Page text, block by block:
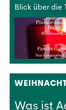
Blick über die
Was ist